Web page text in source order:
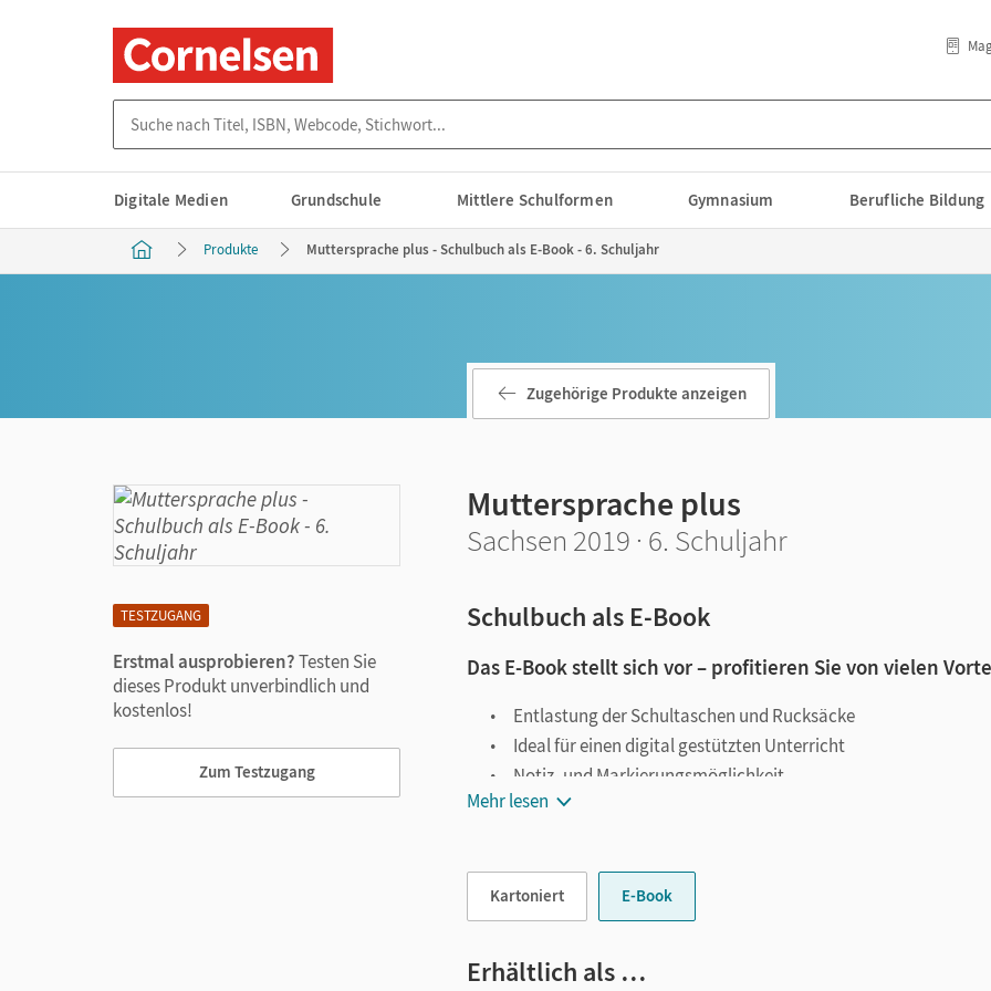
Digitale Medien Grundschule Mittlere Schulformen Gymnasium Berufliche Bildung
Produkte Muttersprache plus - Schulbuch als E-Book - 6. Schuljahr
TESTZUGANG
Erstmal ausprobieren?Testen Sie
dieses Produkt unverbindlich und
kostenlos!
Zum Testzugang
Zugehörige Produkte anzeigen
Muttersprache plus
Sachsen 2019 · 6. Schuljahr
Schulbuch als E-Book
Das E-Book stellt sich vor – profitieren Sie von vielen
Entlastung der Schultaschen und Rucksäcke
Ideal für einen digital gestützten Unterricht
Notiz- und Markierungsmöglichkeit
Jederzeit unkompliziert verfügbar
Notizen erstellen
Text ergänzen
Mehr lesen
Kartoniert E-Book
Erhältlich als …